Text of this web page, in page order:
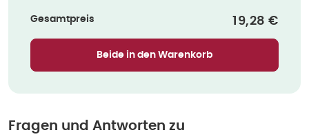
Gesamtpreis 19,28 €
Beide in den Warenkorb
Fragen und Antworten zu